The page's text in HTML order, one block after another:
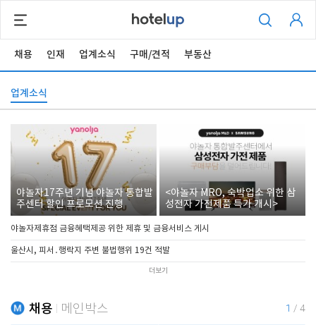
채용 인재 업계소식 구매/견적 부동산
업계소식
야놀자17주년 기념 야놀자 통합발
주센터 할인 프로모션 진행
<야놀자 MRO, 숙박업소 위한 삼
성전자 가전제품 특가 개시>
야놀자제휴점 금융혜택제공 위한 제휴 및 금융서비스 게시
울산시, 피서․행락지 주변 불법행위 19건 적발
더보기
채용 메인박스 1 / 4